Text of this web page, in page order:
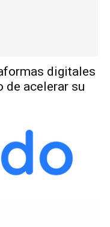
digitales
de acelerar su